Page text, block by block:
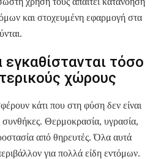
και στοχευμένη εφαρμογή στα
εγκαθίστανται τόσο
χώρους
κάτι που στη φύση δεν είναι
Θερμοκρασία, υγρασία,
από θηρευτές. Όλα αυτά
για πολλά είδη εντόμων.